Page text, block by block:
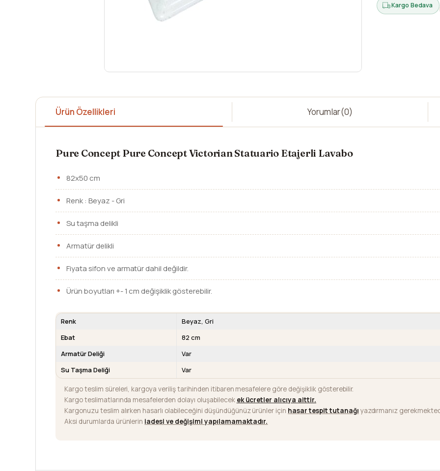
Kargo Bedava
Ürün Özellikleri Yorumlar(0)
Pure Concept Pure Concept Victorian Statuario Etajerli Lavabo
82x50 cm
Renk : Beyaz - Gri
Su taşma delikli
Armatür delikli
Fiyata sifon ve armatür dahil değildir.
Ürün boyutları +- 1 cm değişiklik gösterebilir.
Renk Beyaz Gri
Ebat
82 cm
Armatür Deliği
Var
Su Taşma Deliği
Var
Kargo teslim süreleri, kargoya veriliş tarihinden itibaren mesafelere göre değişiklik gösterebilir.
Kargo teslimatlarında mesafelerden dolayı oluşabilecek ek ücretler alıcıya aittir.
Kargonuzu teslim alırken hasarlı olabileceğini düşündüğünüz ürünler için hasar tespit tutanağı yazdırmanız
Aksi durumlarda ürünlerin iadesi ve değişimi yapılamamaktadır.